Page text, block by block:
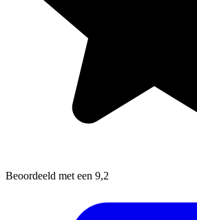
Beoordeeld met een 9,2